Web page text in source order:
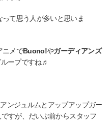
て思う人が多いと思いま
ニメでBuono!やガーディアンズ
ープですね♬
ンジュルムとアップアップガー
すが、だいぶ前からスタッフ